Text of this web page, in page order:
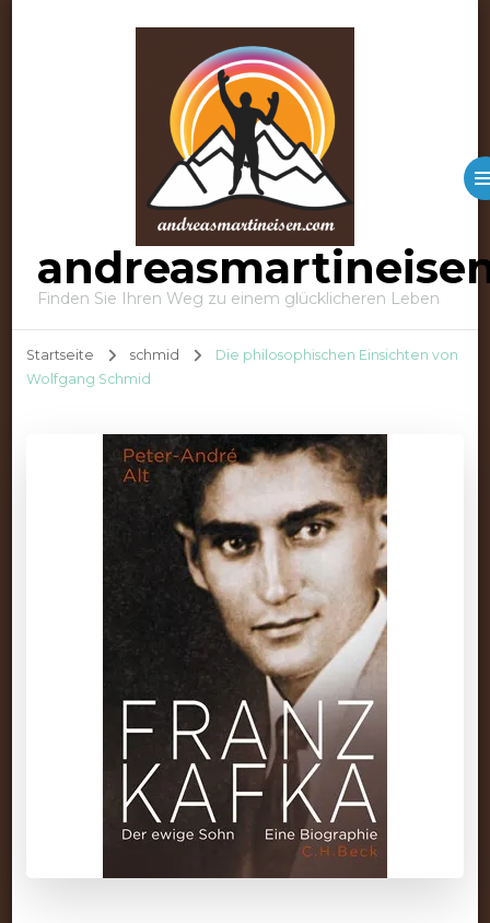
Finden Sie Ihren Weg zu einem glücklicheren Leben
Startseite schmid
Die philosophischen Einsichten von
Wolfgang Schmid